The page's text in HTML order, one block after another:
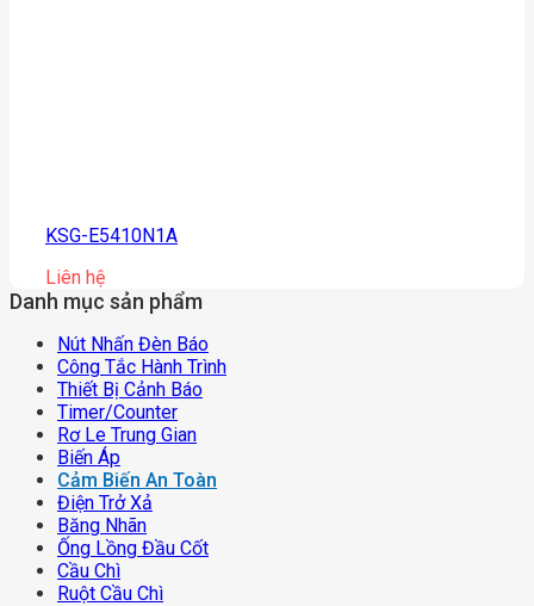
KSG-E5410N1A
Liên hệ
Danh mục sản phẩm
Nút Nhấn Đèn Báo
Công Tắc Hành Trình
Thiết Bị Cảnh Báo
Timer/counter
Rơ Le Trung Gian
Biến Áp
Cảm Biến An Toàn
Điện Trở Xả
Băng Nhãn
Ống Lồng Đầu Cốt
Cầu Chì
Ruột Cầu Chì